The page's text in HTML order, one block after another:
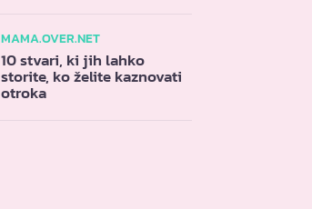
MAMA.OVER.NET
10 stvari, ki jih lahko
storite, ko želite kaznovati
otroka